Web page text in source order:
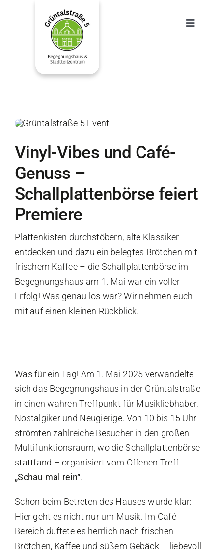
Toggle
Aktuelles
FAQ
Team
Vinyl-Vibes und Café-
Genuss –
Schallplattenbörse feiert
Premiere
Plattenkisten durchstöbern, alte Klassiker
entdecken und dazu ein belegtes Brötchen mit
frischem Kaffee – die Schallplattenbörse im
Begegnungshaus am 1. Mai war ein voller
Erfolg! Was genau los war? Wir nehmen euch
mit auf einen kleinen Rückblick.
Was für ein Tag! Am 1. Mai 2025 verwandelte
sich das Begegnungshaus in der Grüntalstraße
in einen wahren Treffpunkt für Musikliebhaber,
Nostalgiker und Neugierige. Von 10 bis 15 Uhr
strömten zahlreiche Besucher in den großen
Multifunktionsraum, wo die Schallplattenbörse
stattfand – organisiert vom Offenen Treff
„Schau mal rein“.
Schon beim Betreten des Hauses wurde klar:
Hier geht es nicht nur um Musik. Im Café-
Bereich duftete es herrlich nach frischen
Brötchen, Kaffee und süßem Gebäck – liebevoll